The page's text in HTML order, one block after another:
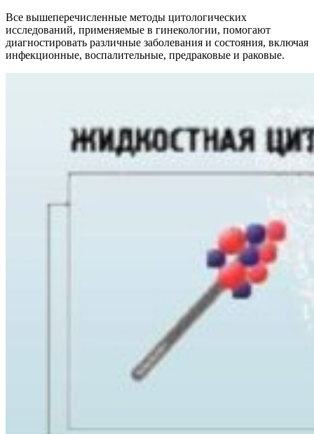
Все вышеперечисленные методы цитологических
исследований, применяемые в гинекологии, помогают
диагностировать различные заболевания и состояния, включая
инфекционные, воспалительные, предраковые и раковые.